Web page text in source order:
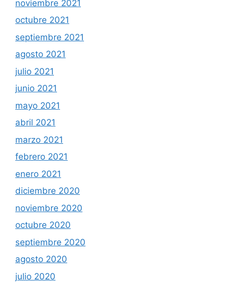
noviembre 2021
octubre 2021
septiembre 2021
agosto 2021
julio 2021
junio 2021
mayo 2021
abril 2021
marzo 2021
febrero 2021
enero 2021
diciembre 2020
noviembre 2020
octubre 2020
septiembre 2020
agosto 2020
julio 2020